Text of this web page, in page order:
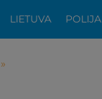
LIETUVA POLIJA
»